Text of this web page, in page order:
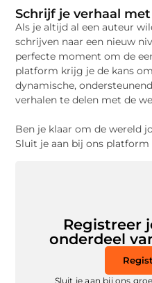
Schrijf je verhaal
Als je altijd al een auteur
schrijven naar een nieuw
perfecte moment om de
platform krijg je de kans
dynamische,
verhalen te delen met de
Ben je klaar om de wereld
Sluit je aan bij ons
Registreer
onderdeel
Sluit je aan bij ons